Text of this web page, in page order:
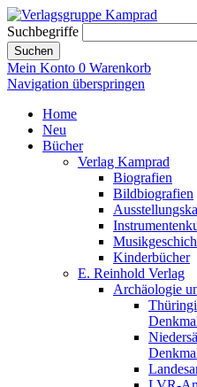
Suchbegriffe
Suchen
Mein Konto 0 Warenkorb
Navigation überspringen
Home
Neu
Bücher
Verlag Kamprad
Biografien
Bildbiografien
Kinderbücher
E. Reinhold Verlag
Archäologie